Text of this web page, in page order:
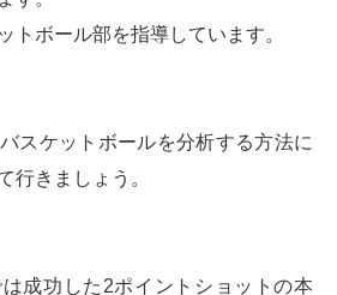
トボール部を指導しています。
スケットボールを分析する方法に
行きましょう。
成功した2ポイントショットの本